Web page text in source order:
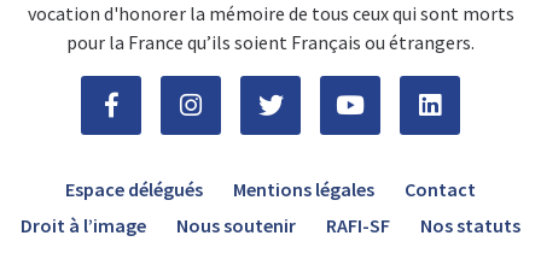
vocation d'honorer la mémoire de tous ceux qui sont morts
pour la France qu’ils soient Français ou étrangers.
Espace délégués Mentions légales
Contact
Droit à l’image
Nous soutenir RAFI-SF Nos statuts